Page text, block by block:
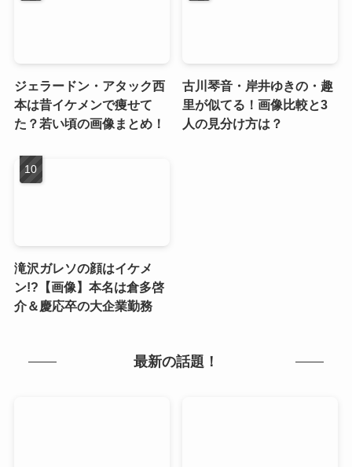
ジェラードン・アタック西
本は昔イケメンで痩せて
た？若い頃の画像まとめ！
古川琴音・岸井ゆきの・趣
里が似てる！画像比較と3
人の見分け方は？
滝沢ガレソの顔はイケメ
ン!?【画像】本名は倉多啓
介＆慶応卒の大企業勤務
最新の話題！